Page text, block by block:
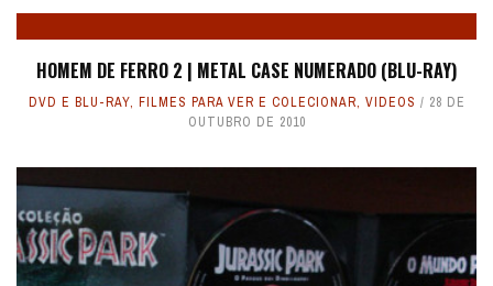
HOMEM DE FERRO 2 | METAL CASE NUMERADO (BLU-RAY)
DVD E BLU-RAY, FILMES PARA VER E COLECIONAR, VIDEOS
28 DE
OUTUBRO DE 2010